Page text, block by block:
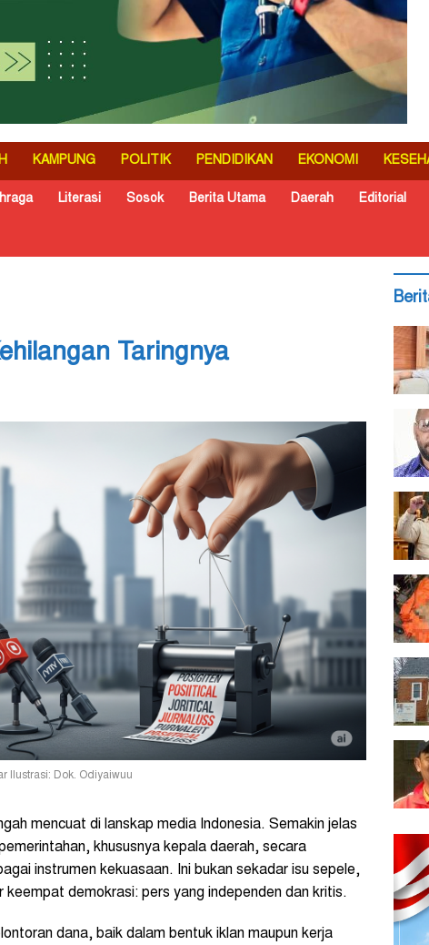
KAMPUNG POLITIK PENDIDIKAN EKONOMI
Literasi Sosok Berita Utama Daerah Editorial
Taringnya
Ilustrasi: Dok. Odiyaiwuu
mencuat di lanskap media Indonesia. Semakin jelas
khususnya kepala daerah, secara
instrumen kekuasaan. Ini bukan sekadar isu sepele,
keempat demokrasi: pers yang independen dan kritis.
dana, baik dalam bentuk iklan maupun kerja